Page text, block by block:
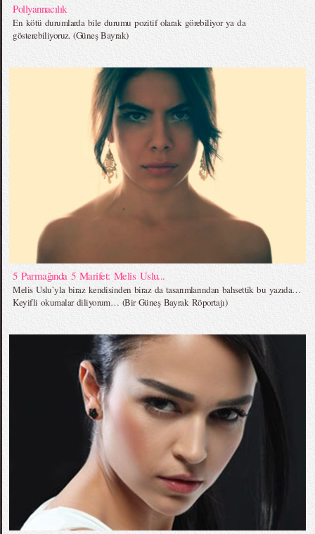
Pollyannacılık
En kötü durumlarda bile durumu pozitif olarak görebiliyor ya da
gösterebiliyoruz. (Güneş Bayrak)
5 Parmağında 5 Marifet: Melis Uslu...
Melis Uslu`yla biraz kendisinden biraz da tasarımlarından bahsettik bu yazıda…
Keyifli okumalar diliyorum… (Bir Güneş Bayrak Röportajı)